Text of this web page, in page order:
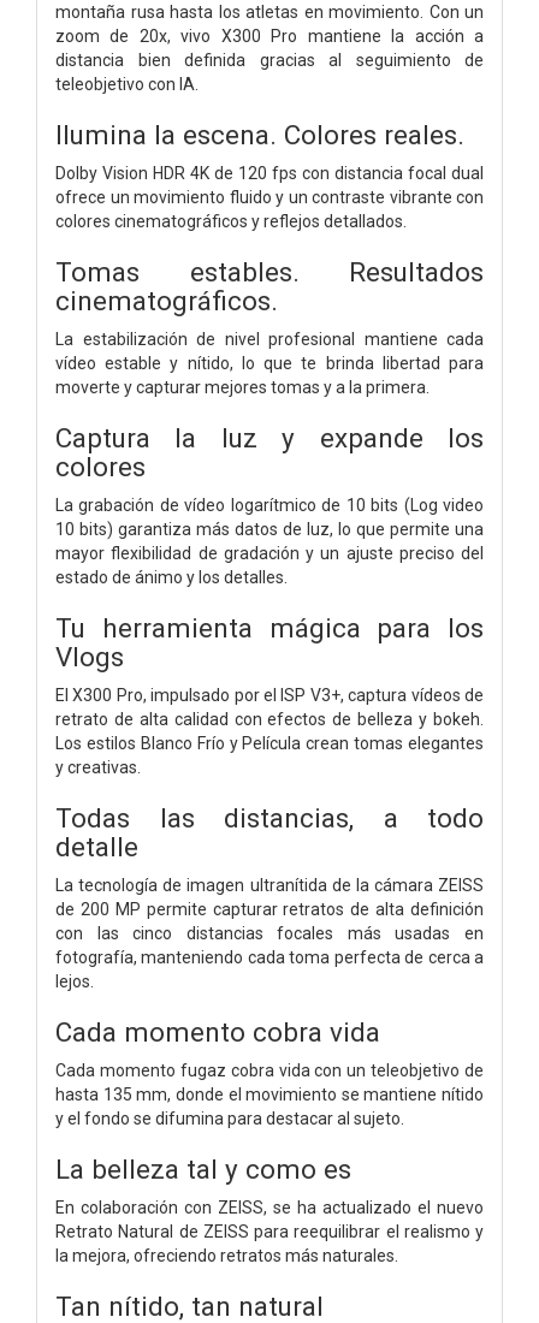
montaña rusa hasta los atletas en movimiento. Con un
zoom de 20x, vivo X300 Pro mantiene la acción a
distancia bien definida gracias al seguimiento de
teleobjetivo con IA.
Ilumina la escena. Colores reales.
Dolby Vision HDR 4K de 120 fps con distancia focal dual
ofrece un movimiento fluido y un contraste vibrante con
colores cinematográficos y reflejos detallados.
Tomas estables. Resultados
cinematográficos.
La estabilización de nivel profesional mantiene cada
vídeo estable y nítido, lo que te brinda libertad para
moverte y capturar mejores tomas y a la primera.
Captura la luz y expande los
colores
La grabación de vídeo logarítmico de 10 bits (Log video
10 bits) garantiza más datos de luz, lo que permite una
mayor flexibilidad de gradación y un ajuste preciso del
estado de ánimo y los detalles.
Tu herramienta mágica para los
Vlogs
El X300 Pro, impulsado por el ISP V3+, captura vídeos de
retrato de alta calidad con efectos de belleza y bokeh.
Los estilos Blanco Frío y Película crean tomas elegantes
y creativas.
Todas las distancias, a todo
detalle
La tecnología de imagen ultranítida de la cámara ZEISS
de 200 MP permite capturar retratos de alta definición
con las cinco distancias focales más usadas en
fotografía, manteniendo cada toma perfecta de cerca a
lejos.
Cada momento cobra vida
Cada momento fugaz cobra vida con un teleobjetivo de
hasta 135 mm, donde el movimiento se mantiene nítido
y el fondo se difumina para destacar al sujeto.
La belleza tal y como es
En colaboración con ZEISS, se ha actualizado el nuevo
Retrato Natural de ZEISS para reequilibrar el realismo y
la mejora, ofreciendo retratos más naturales.
Tan nítido, tan natural